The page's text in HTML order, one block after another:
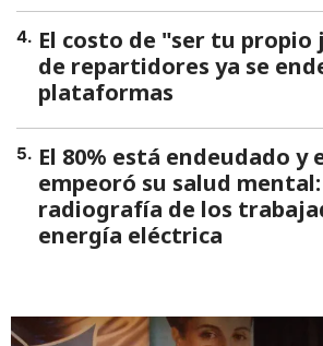
4. El costo de "ser tu propio
de repartidores ya se
plataformas
5. El 80% está endeudado y
empeoró su salud
radiografía de los
energía eléctrica